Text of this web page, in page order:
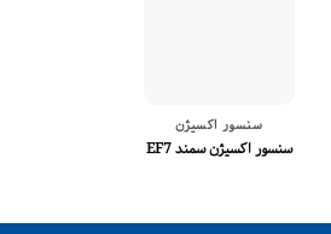
سنسور اکسیژن
سنسور اکسیژن سمند EF7